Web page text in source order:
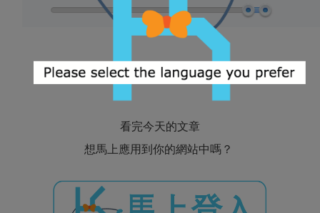
看完今天的文章
想馬上應用到你的網站中嗎？